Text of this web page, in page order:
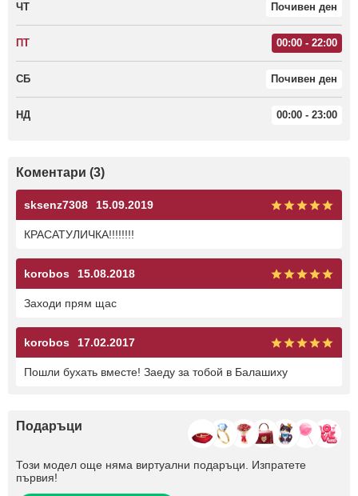
ЧТ Почивен ден
ПТ 00:00 - 22:00
СБ Почивен ден
НД 00:00 - 23:00
Коментари (3)
sksenz7308 15.09.2019
КРАСАТУЛИЧКА!!!!!!!!
korobos 15.08.2018
Заходи прям щас
korobos 17.02.2017
Пошли бухать вместе! Заеду за тобой в Балашиху
Подаръци
Този модел още няма виртуални подаръци. Изпратете
първия!